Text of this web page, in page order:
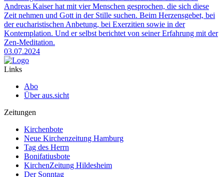
Andreas Kaiser hat mit vier Menschen gesprochen, die sich diese
Zeit nehmen und Gott in der Stille suchen. Beim Herzensgebet, bei
der eucharistischen Anbetung, bei Exerzitien sowie in der
Kontemplation. Und er selbst berichtet von seiner Erfahrung mit der
Zen-Meditation.
03.07.2024
Links
Abo
Über aus.sicht
Zeitungen
Kirchenbote
Neue Kirchenzeitung Hamburg
Tag des Herrn
Bonifatiusbote
KirchenZeitung Hildesheim
Der Sonntag